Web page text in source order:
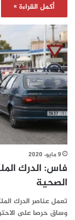
أكمل القراءة »
9 مايو، 2020
فاس: الدرك
الصحية
تعمل عناصر الدرك
وساق حرصا على